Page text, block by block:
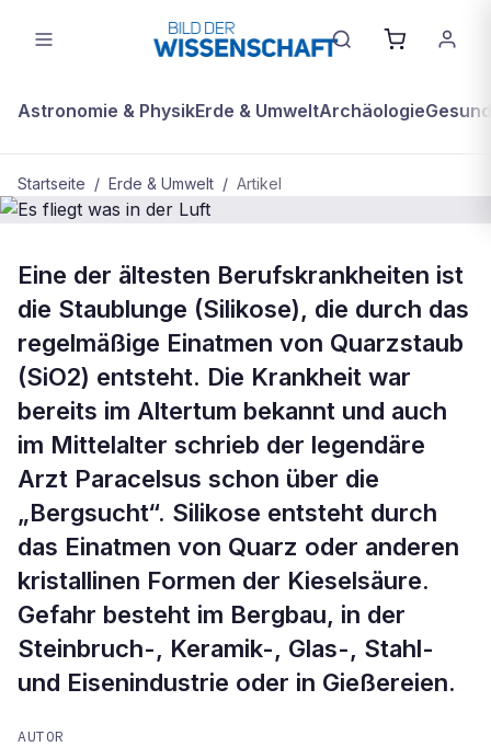
Astronomie & PhysikErde & UmweltArchäologie
Startseite / Erde & Umwelt / Artikel
ERDE & UMWELT
Es fliegt was in der Luft
Eine der ältesten Berufskrankheiten ist
die Staublunge (Silikose), die durch das
regelmäßige Einatmen von Quarzstaub
(SiO2) entsteht. Die Krankheit war
bereits im Altertum bekannt und auch
im Mittelalter schrieb der legendäre
Arzt Paracelsus schon über die
„Bergsucht“. Silikose entsteht durch
das Einatmen von Quarz oder anderen
kristallinen Formen der Kieselsäure.
Gefahr besteht im Bergbau, in der
Steinbruch-, Keramik-, Glas-, Stahl-
und Eisenindustrie oder in Gießereien.
AUTOR